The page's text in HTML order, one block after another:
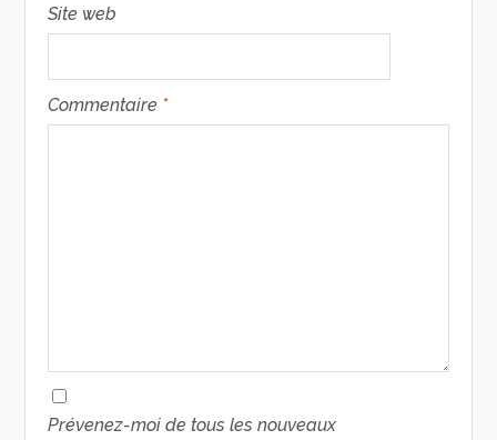
Site web
Commentaire *
Prévenez-moi de tous les nouveaux